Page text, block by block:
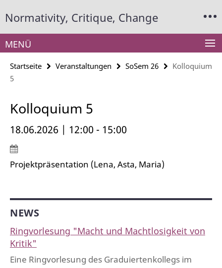
direkt
Inhalt
Normativity, Critique, Change
Service-
Navigation
MENÜ
Startseite Veranstaltungen SoSem 26
Kolloquium
5
Kolloquium 5
18.06.2026 | 12:00 - 15:00
Projektpräsentation (Lena, Asta, Maria)
NEWS
Ringvorlesung "Macht und Machtlosigkeit von
Kritik"
Eine Ringvorlesung des Graduiertenkollegs im